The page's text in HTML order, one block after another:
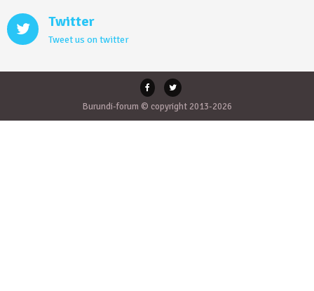
Twitter
Tweet us on twitter
Burundi-forum © copyright 2013-2026